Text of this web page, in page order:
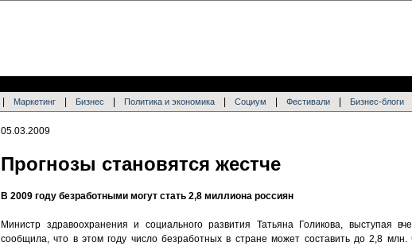
Маркетинг Бизнес Политика и экономика Социум Фестивали Бизнес-блоги
05.03.2009
Прогнозы становятся жестче
В 2009 году безработными могут стать 2,8 миллиона россиян
Министр здравоохранения и социального развития Татьяна Голикова, выступая
сообщила, что в этом году число безработных в стране может составить до 2,8